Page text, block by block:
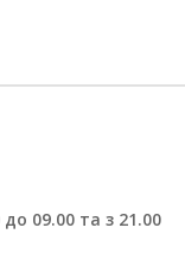
09.00 та з 21.00